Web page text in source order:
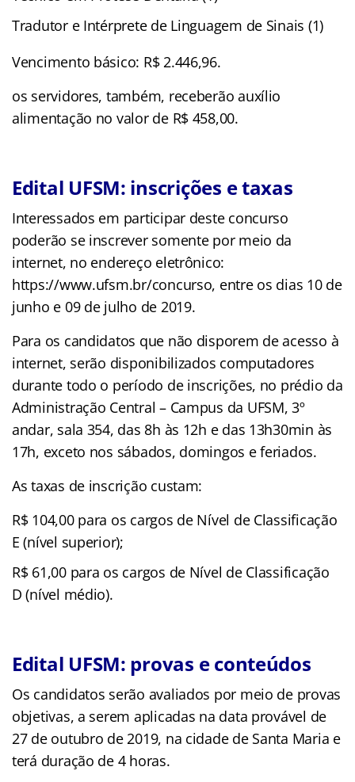
Tradutor e Intérprete de Linguagem de Sinais (1)
Vencimento básico: R$ 2.446,96.
os servidores, também, receberão auxílio
alimentação no valor de R$ 458,00.
Edital UFSM: inscrições e taxas
Interessados em participar deste concurso
poderão se inscrever somente por meio da
internet, no endereço eletrônico:
https://www.ufsm.br/concurso, entre os dias 10 de
junho e 09 de julho de 2019.
Para os candidatos que não disporem de acesso à
internet, serão disponibilizados computadores
durante todo o período de inscrições, no prédio da
Administração Central – Campus da UFSM, 3º
andar, sala 354, das 8h às 12h e das 13h30min às
17h, exceto nos sábados, domingos e feriados.
As taxas de inscrição custam:
R$ 104,00 para os cargos de Nível de Classificação
E (nível superior);
R$ 61,00 para os cargos de Nível de Classificação
D (nível médio).
Edital UFSM: provas e conteúdos
Os candidatos serão avaliados por meio de provas
objetivas, a serem aplicadas na data provável de
27 de outubro de 2019, na cidade de Santa Maria e
terá duração de 4 horas.